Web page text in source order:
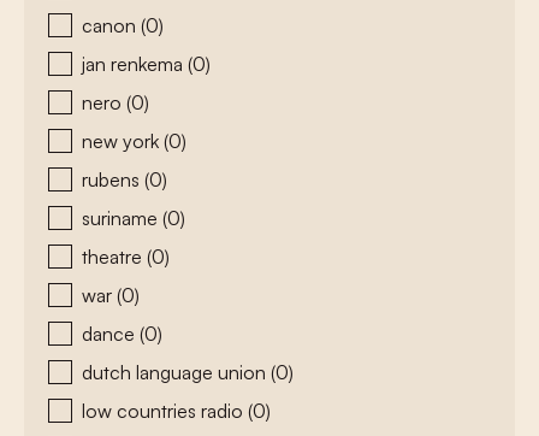
canon (0)
jan renkema (0)
nero (0)
new york (0)
rubens (0)
suriname (0)
theatre (0)
war (0)
dance (0)
dutch language union (0)
low countries radio (0)